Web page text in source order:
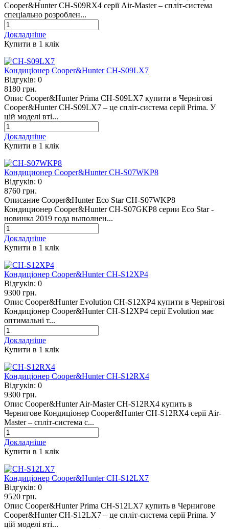
Cooper&Hunter CH-S09RX4 серії Air-Master – спліт-система
спеціально розроблен...
Докладніше
Купити в 1 клiк
Кондиціонер Cooper&Hunter CH-S09LX7
Відгуків: 0
8180 грн.
Опис Cooper&Hunter Prima CH-S09LX7 купити в Чернігові
Cooper&Hunter CH-S09LX7 – це спліт-система серії Prima. У
цій моделі вті...
Докладніше
Купити в 1 клiк
Кондиционер Cooper&Hunter CH-S07WKP8
Відгуків: 0
8760 грн.
Описание Cooper&Hunter Eco Star CH-S07WKP8
Кондиционер Cooper&Hunter CH-S07GKP8 серии Eco Star -
новинка 2019 года выполнен...
Докладніше
Купити в 1 клiк
Кондиціонер Cooper&Hunter CH-S12XP4
Відгуків: 0
9300 грн.
Опис Cooper&Hunter Evolution CH-S12XP4 купити в Чернігові
Кондиціонер Сooper&Hunter CH-S12XP4 серії Evolution має
оптимальні т...
Докладніше
Купити в 1 клiк
Кондиціонер Cooper&Hunter CH-S12RX4
Відгуків: 0
9300 грн.
Опис Cooper&Hunter Air-Master CH-S12RX4 купить в
Чернигове Кондиціонер Cooper&Hunter CH-S12RX4 серії Air-
Master – спліт-система с...
Докладніше
Купити в 1 клiк
Кондиціонер Cooper&Hunter CH-S12LX7
Відгуків: 0
9520 грн.
Опис Cooper&Hunter Prima CH-S12LX7 купить в Чернигове
Cooper&Hunter CH-S12LX7 – це спліт-система серії Prima. У
цій моделі вті...